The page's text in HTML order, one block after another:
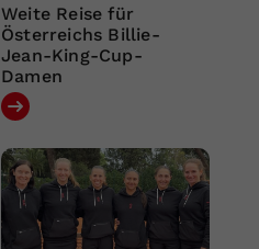
Weite Reise für
Österreichs Billie-
Jean-King-Cup-
Damen